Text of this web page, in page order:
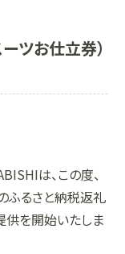
本理念
企業一覧
リー
家の皆様へ
報告書
示資料
ケイエムテイ
会社
ビリティへの取り組み
ツお仕立券）
は、この度、
ふるさと納税返礼
供を開始いたしま